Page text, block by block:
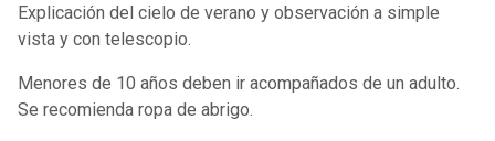
Explicación del cielo de verano y observación a simple
vista y con telescopio.
Menores de 10 años deben ir acompañados de un adulto.
Se recomienda ropa de abrigo.